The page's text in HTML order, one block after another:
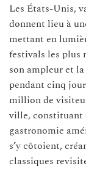
Les États-Unis,
donnent lieu à
mettant en
festivals les plus
son ampleur et
pendant cinq
million de
ville, constituant
gastronomie
s’y côtoient,
classiques